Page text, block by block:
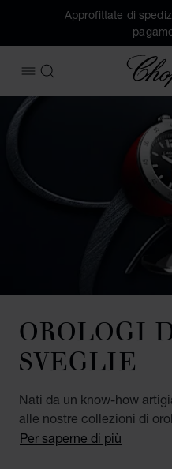
Approfittate di
APRIRE IL MENU
CERCA
OROLOGI
SVEGLIE
Nati da un know-how
alle nostre collezioni di
nostri orologi da tavolo di
Per saperne di più